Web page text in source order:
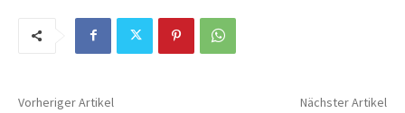
Vorheriger Artikel Nächster Artikel